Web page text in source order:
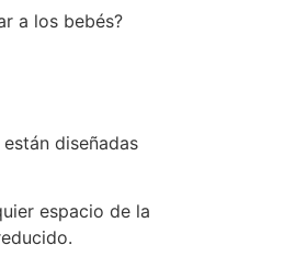
a los bebés?
diseñadas
espacio de la